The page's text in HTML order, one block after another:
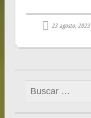
23 agosto, 2023
Buscar: